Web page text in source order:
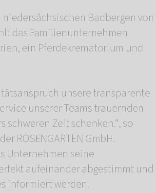
niedersächsischen Badbergen von
das Familienunternehmen
ein Pferdekrematorium und
unsere transparente
unserer Teams trauernden
Zeit schenken.“, so
ROSENGARTEN GmbH.
Unternehmen seine
aufeinander abgestimmt und
informiert werden.